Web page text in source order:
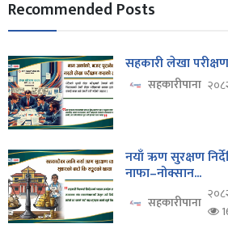
Recommended Posts
सहकारी लेखा
सहकारीपाना
नयाँ ऋण सुरक्षण
नाफा–नोक्सान...
सहकारीपाना